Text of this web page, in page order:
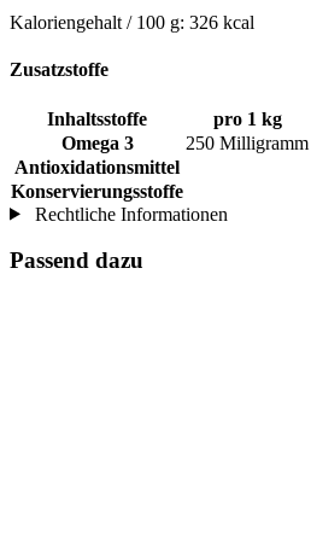
Kaloriengehalt / 100 g: 326 kcal
Zusatzstoffe
Inhaltsstoffe
pro 1 kg
Omega 3
250 Milligramm
Antioxidationsmittel
Konservierungsstoffe
Rechtliche Informationen
Passend dazu